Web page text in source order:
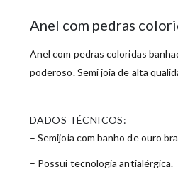
Anel com pedras
Anel com pedras coloridas
poderoso. Semi joia de alta
DADOS TÉCNICOS:
– Semijoia com banho de ouro
– Possui tecnologia antialérgica.